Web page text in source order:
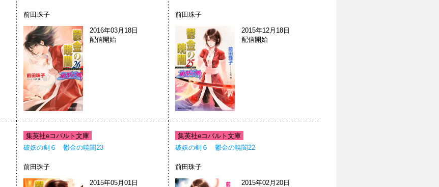
前田珠子
2016年03月18日
配信開始
前田珠子
2015年12月18日
配信開始
集英社eコバルト文庫
破妖の剣６ 鬱金の暁闇23
前田珠子
2015年05月01日
集英社eコバルト文庫
破妖の剣６ 鬱金の暁闇22
前田珠子
2015年02月20日